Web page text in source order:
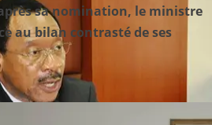
sa nomination, le ministre
au bilan contrasté de ses